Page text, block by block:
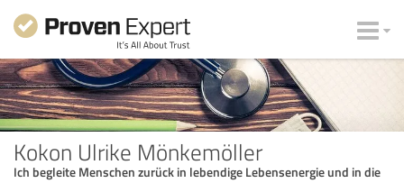
Kokon Ulrike Mönkemöller
Ich begleite Menschen zurück in lebendige Lebensenergie und in die